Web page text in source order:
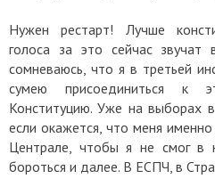
Нужен рестарт! Лучше
голоса за это сейчас
сомневаюсь, что я в третьей
сумею присоединиться к
Конституцию. Уже на выборах
если окажется, что меня
Централе, чтобы я не смог в
бороться и далее. В ЕСПЧ, в